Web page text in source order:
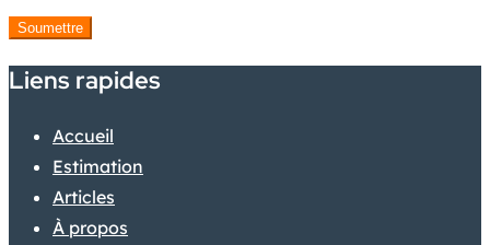
Soumettre
Liens rapides
Accueil
Estimation
Articles
À propos